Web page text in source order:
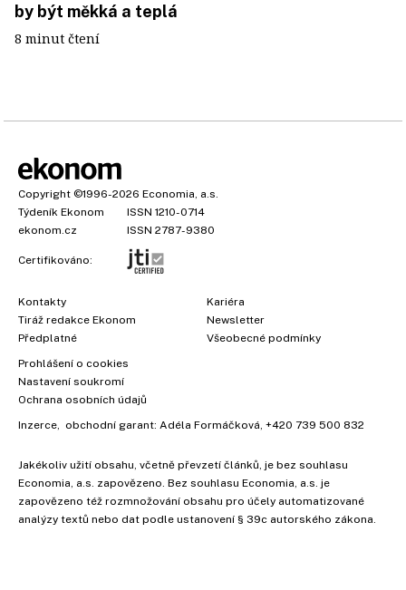
by být měkká a teplá
8 minut čtení
Copyright ©1996-2026 Economia, a.s.
Týdeník Ekonom
ISSN 1210-0714
ekonom.cz
ISSN 2787-9380
Certifikováno:
Kontakty
Tiráž redakce Ekonom
Předplatné
Kariéra
Newsletter
Všeobecné podmínky
Prohlášení o cookies
Nastavení soukromí
Ochrana osobních údajů
Inzerce , obchodní garant: Adéla Formáčková +420 739 500 832
Jakékoliv užití obsahu, včetně převzetí článků, je bez souhlasu
Economia, a.s. zapovězeno. Bez souhlasu Economia, a.s. je
zapovězeno též rozmnožování obsahu pro účely automatizované
analýzy textů nebo dat podle ustanovení § 39c autorského zákona.